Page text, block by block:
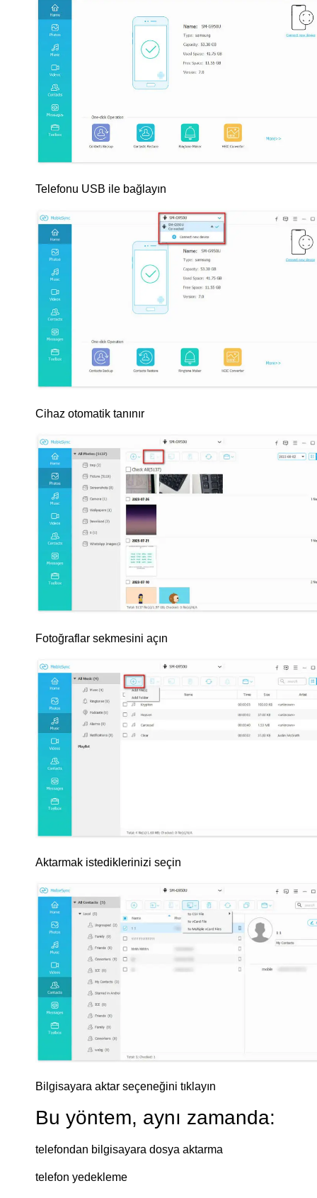
Telefonu USB ile bağlayın
Cihaz otomatik tanınır
Fotoğraflar sekmesini açın
Aktarmak istediklerinizi seçin
Bilgisayara aktar seçeneğini tıklayın
Bu yöntem, aynı zamanda:
telefondan bilgisayara dosya aktarma
telefon yedekleme